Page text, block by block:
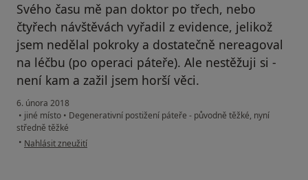
Svého času mě pan doktor po třech, nebo
čtyřech návštěvách vyřadil z evidence, jelikož
jsem nedělal pokroky a dostatečně nereagoval
na léčbu (po operaci páteře). Ale nestěžuji si -
není kam a zažil jsem horší věci.
6. února 2018
• jiné místo • Degenerativní postižení páteře - původně těžké, nyní
středně těžké
• podle názoru uživatele Váš účet byl odstraněn
Nahlásit zneužití